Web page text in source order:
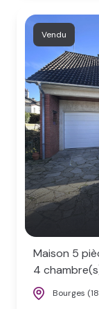
Vendu
Maison 5
4
Bourges